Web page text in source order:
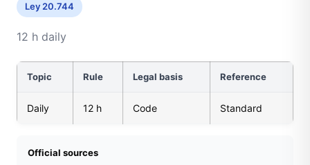
Ley 20.744
12 h daily
Topic Rule Legal basis Reference
Daily 12 h Code Standard
Official sources